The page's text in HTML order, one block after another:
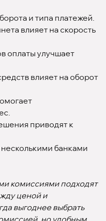
и типа платежей.
влияет на скорость
оплаты улучшает
влияет на оборот
приводят к
банками
комиссиями подходят
ценой и
выгоднее выбрать